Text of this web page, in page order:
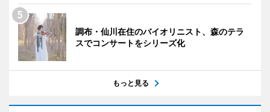
調布・仙川在住のバイオリニスト、森のテラ
スでコンサートをシリーズ化
もっと見る